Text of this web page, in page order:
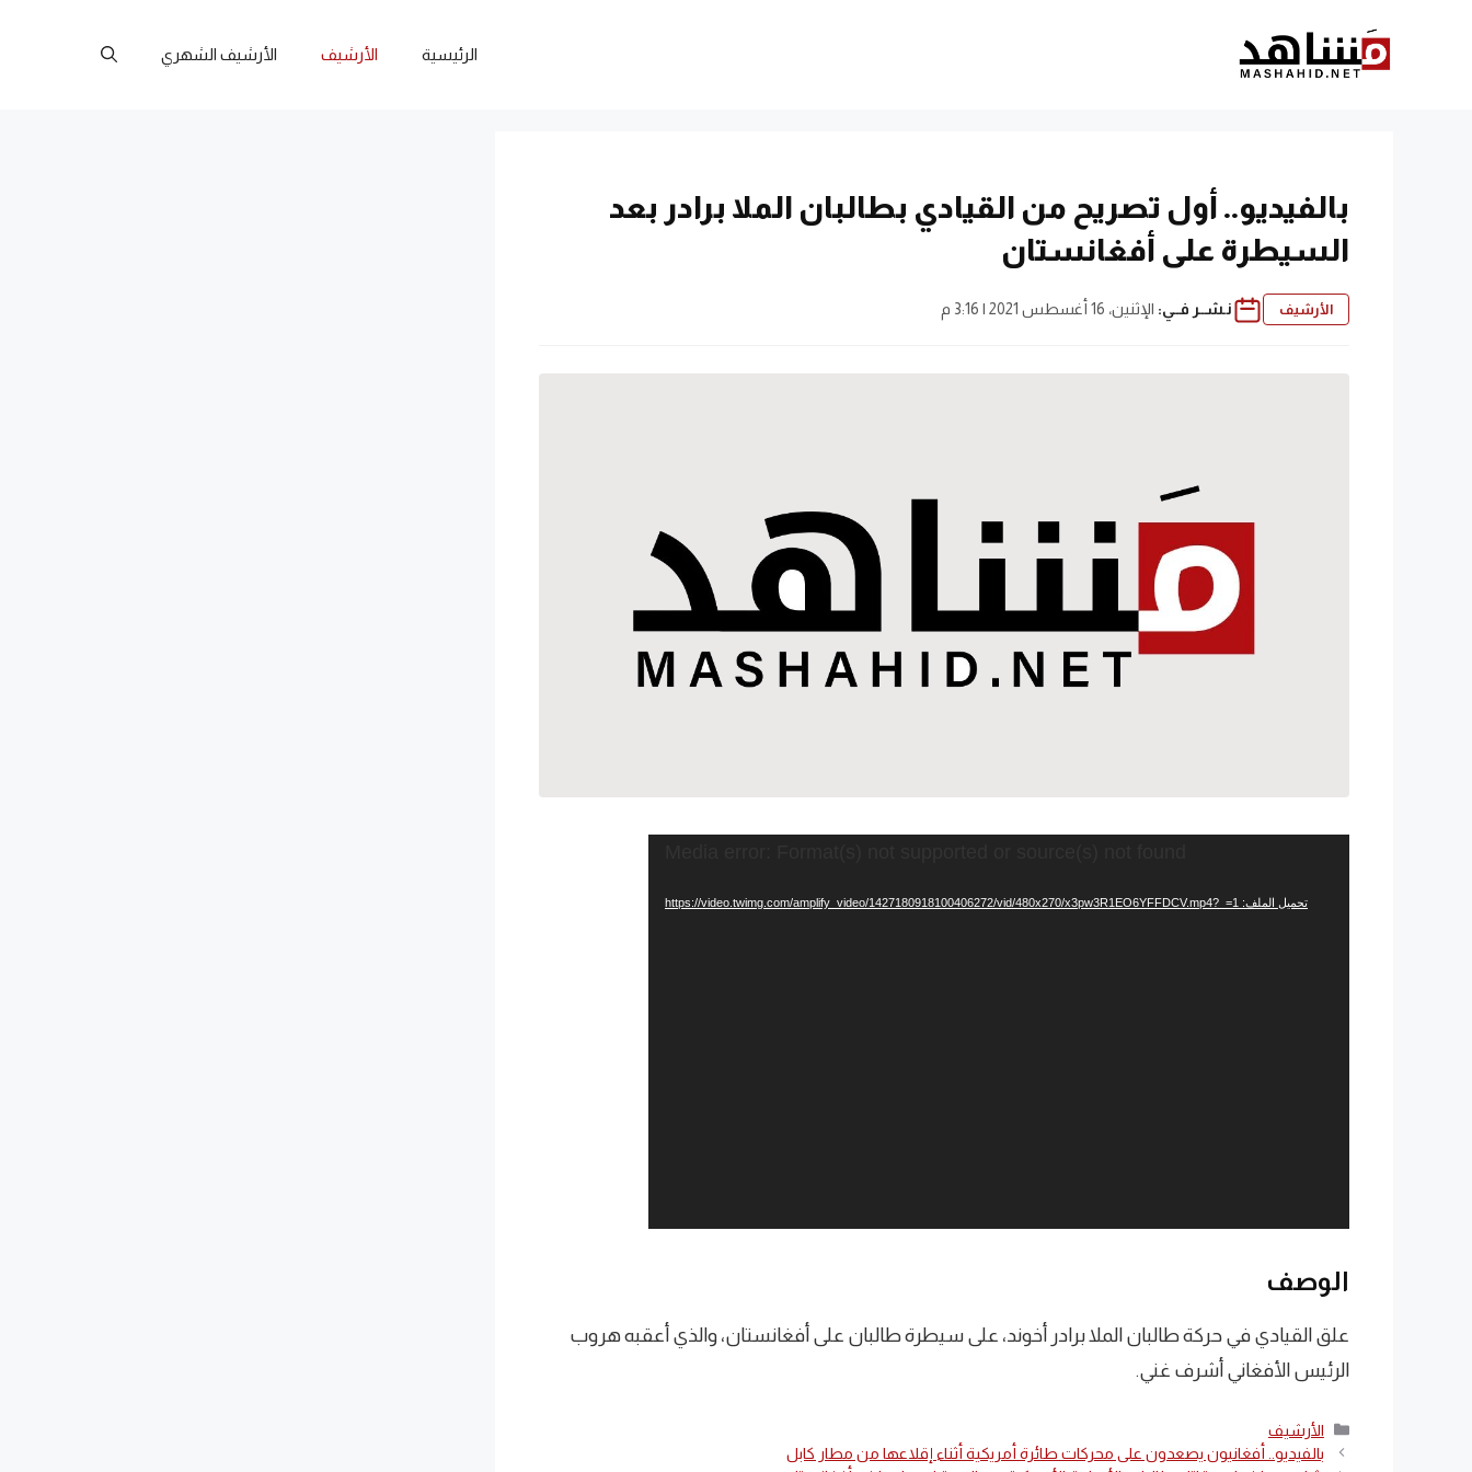
الرئيسية الأرشيف الأرشيف الشهري
بالفيديو.. أول تصريح من القيادي بطالبان الملا برادر بعد
السيطرة على أفغانستان
الأرشيف نـشــر فــي: الإثنين، 16 أغسطس 2021 | 3:16 م
تحميل الملف: https://video.twimg.com/amplify_video/1427180918100406272/vid/480x270/x3pw3R1EO6YFFDCV.mp4?_=1
الوصف
علق القيادي في حركة طالبان الملا برادر أخوند، على سيطرة طالبان على أفغانستان، والذي أعقبه هروب
الرئيس الأفغاني أشرف غني.
التصنيفات
الأرشيف
بالفيديو.. أفغانيون يصعدون على محركات طائرة أمريكية أثناء إقلاعها من مطار كابل